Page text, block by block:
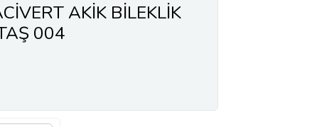
AKİK BİLEKLİK
004